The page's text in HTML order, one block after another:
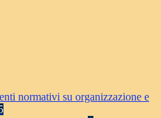
normativi su organizzazione e